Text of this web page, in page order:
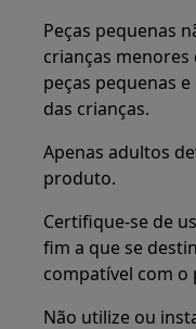
Peças pequenas
crianças menores
peças pequenas
das crianças.
Apenas adultos
produto.
Certifique-se de
fim a que se
compatível com
Não utilize ou